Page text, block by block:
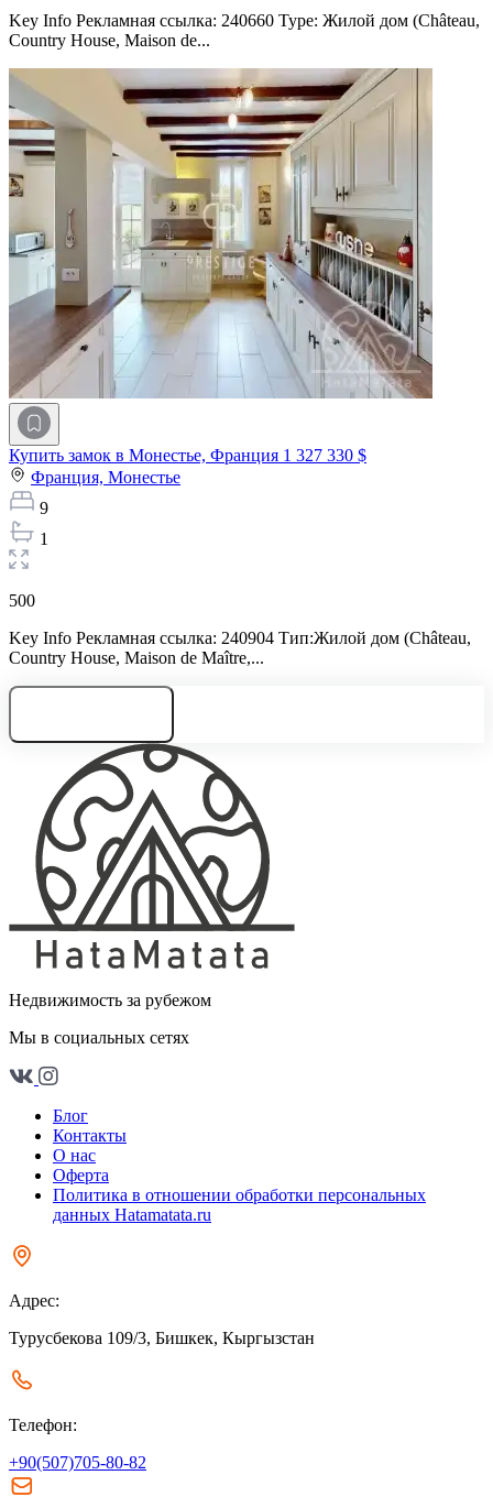
Key Info Рекламная ссылка: 240660 Type: Жилой дом (Château,
Country House, Maison de...
Купить замок в Монестье, Франция 1 327 330 $
Франция, Монестье
9
1
500
Key Info Рекламная ссылка: 240904 Тип:Жилой дом (Château,
Country House, Maison de Maître,...
Недвижимость за рубежом
Мы в социальных сетях
Блог
Контакты
О нас
Оферта
Политика в отношении обработки персональных
данных Hatamatata.ru
Адрес:
Турусбекова 109/3, Бишкек, Кыргызстан
Телефон:
+90(507)705-80-82